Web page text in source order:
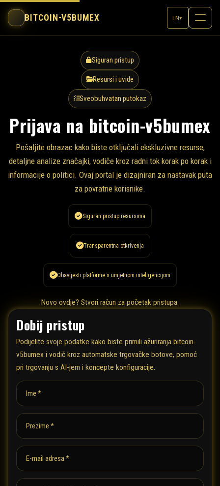
BITCOIN-V5BUMEX EN▾
Siguran pristup
Resursi i uvide
Sveobuhvatan putokaz
Prijava na bitcoin-v5bumex
Pošaljite obrazac kako biste otključali ekskluzivne resurse,
detaljne analize značajki, vodiče kroz radni tok korak po korak i
informacije o politici. Ovaj portal je dizajniran za nastavak puta
za povratne korisnike.
Siguran pristup resursima
Transparentna otkrivenja
Obavijesti platforme s umjetnom inteligencijom
Novo ovdje? Stvori račun za početak pristupa.
Dobij pristup
Podijelite svoje podatke kako biste primili ažuriranja bitcoin-
v5bumex i vodič kroz automatske trgovačke botove, pomoć
pri trgovanju s AI-jem i koncepte konfiguracije.
Ime *
Prezime *
E-mail adresa *